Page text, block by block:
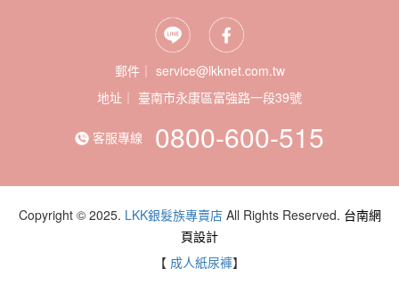
郵件｜ service@lkknet.com.tw
地址｜
客服專線 0800-600-515
Copyright © 2025. LKK銀髮族專賣店All Rights Reserved. 台南網
頁設計
【 成人紙尿褲】